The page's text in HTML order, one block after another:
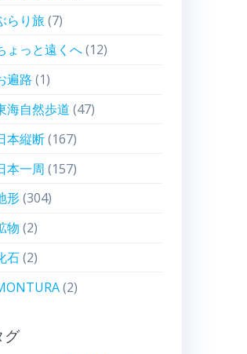
らり旅 (7)
ょっと遠くへ(12)
遍路 (1)
海自然歩道 (47)
本縦断(167)
本一周 (157)
形(304)
物 (2)
石(2)
(2)
グ